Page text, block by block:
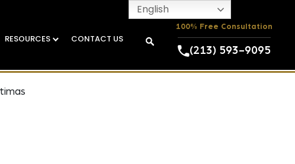
RESOURCES CONTACT US
100% Free Consultation
(213) 593-9095
English